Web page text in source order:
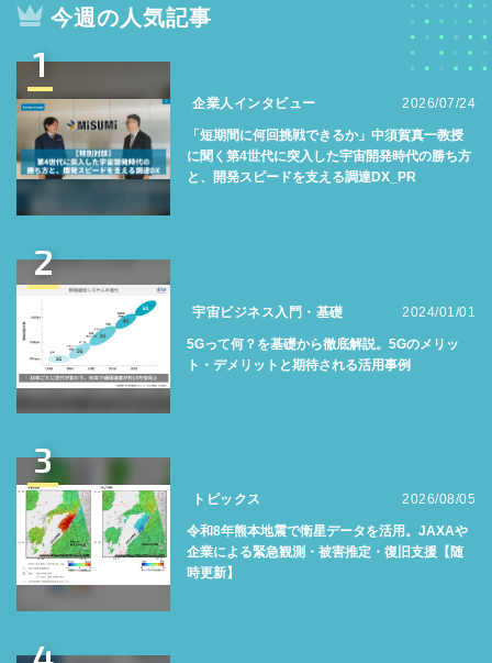
今週の人気記事
1
企業人インタビュー 2026/07/24
「短期間に何回挑戦できるか」中須賀真一教授
に聞く第4世代に突入した宇宙開発時代の勝ち方
と、開発スピードを支える調達DX_PR
2
宇宙ビジネス入門・基礎 2024/01/01
5Gって何？を基礎から徹底解説。5Gのメリッ
ト・デメリットと期待される活用事例
3
トピックス 2026/08/05
令和8年熊本地震で衛星データを活用。JAXAや
企業による緊急観測・被害推定・復旧支援【随
時更新】